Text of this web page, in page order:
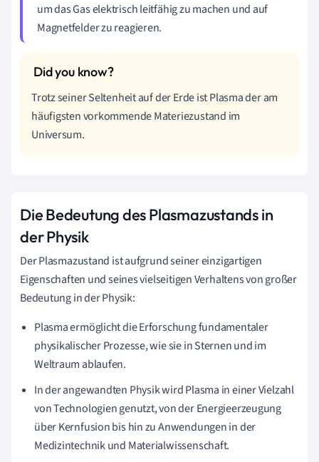
um das Gas elektrisch leitfähig zu machen und auf
Magnetfelder zu reagieren.
Trotz seiner Seltenheit auf der Erde ist Plasma der am
häufigsten vorkommende Materiezustand im
Universum.
Die Bedeutung des Plasmazustands in
der Physik
Der Plasmazustand ist aufgrund seiner einzigartigen
Eigenschaften und seines vielseitigen Verhaltens von großer
Bedeutung in der Physik:
Plasma ermöglicht die Erforschung fundamentaler
physikalischer Prozesse, wie sie in Sternen und im
Weltraum ablaufen.
In der angewandten Physik wird Plasma in einer Vielzahl
von Technologien genutzt, von der Energieerzeugung
über Kernfusion bis hin zu Anwendungen in der
Medizintechnik und Materialwissenschaft.